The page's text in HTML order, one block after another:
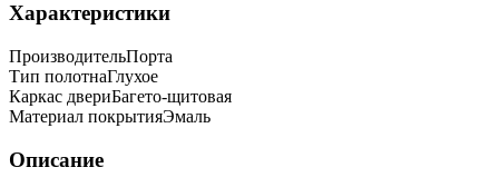
Характеристики
ПроизводительПорта
Тип полотнаГлухое
Каркас двериБагето-щитовая
Материал покрытияЭмаль
Описание